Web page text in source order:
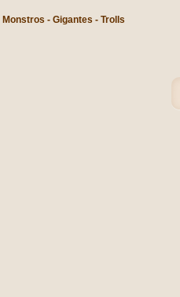
Monstros - Gigantes - Trolls